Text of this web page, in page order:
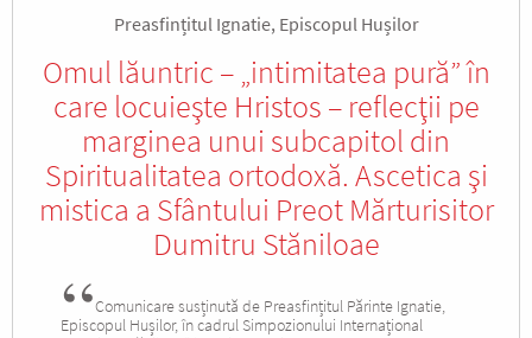
Preasfințitul Ignatie, Episcopul Hușilor
Omul lăuntric – „intimitatea pură” în
care locuieşte Hristos – reflecţii pe
marginea unui subcapitol din
Spiritualitatea ortodoxă. Ascetica şi
mistica a Sfântului Preot Mărturisitor
Dumitru Stăniloae
Comunicare susținută de Preasfințitul Părinte Ignatie,
Episcopul Hușilor, în cadrul Simpozionului Internațional